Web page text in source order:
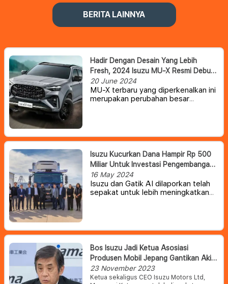
BERITA LAINNYA
Hadir Dengan Desain Yang Lebih
Fresh, 2024 Isuzu MU-X Resmi Debut
Di Thailand
20 June 2024
MU-X terbaru yang diperkenalkan ini
merupakan perubahan besar
MU-X RS hadir dengan gaya mewah
dan sporty. MU-X 2024 juga
menghadirkan desain bagian depan,
lampu, dan pelek baru.
Isuzu Kucurkan Dana Hampir Rp 500
Miliar Untuk Investasi Pengembangan
Truk Otonom
16 May 2024
Isuzu dan Gatik AI dilaporkan telah
sepakat untuk lebih meningkatkan
juta, untuk membangun kemitraan
yang kuat antara kedua perusahaan
dalam upaya mewujudkan layanan
mobilitas berdasarkan pengemudian
otonom level 4.
Bos Isuzu Jadi Ketua Asosiasi
Produsen Mobil Jepang Gantikan Akio
Toyoda
23 November 2023
Ketua sekaligus CEO Isuzu Motors Ltd,